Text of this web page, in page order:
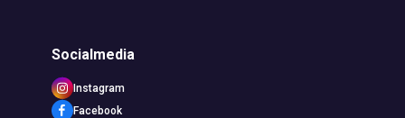
Socialmedia
Instagram
Facebook